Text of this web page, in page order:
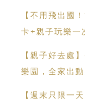
【不用飛出國
卡+親子玩樂一
【親子好去處
樂園，全家出
【週末只限一